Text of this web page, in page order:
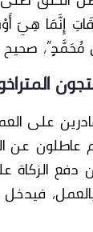
إِنَّمَا هِيَ
مُحَمَّدٍ”،
على
عاطلون عن
دفع